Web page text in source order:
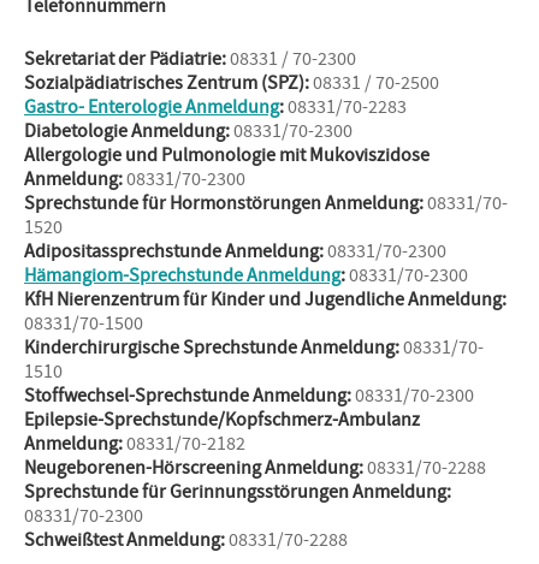
Telefonnummern
Sekretariat der Pädiatrie:08331 / 70-2300
Sozialpädiatrisches Zentrum (SPZ):08331 / 70-2500
Gastro- Enterologie Anmeldung:08331/70-2283
Diabetologie Anmeldung:08331/70-2300
Allergologie und Pulmonologie mit Mukoviszidose
Anmeldung:08331/70-2300
Sprechstunde für Hormonstörungen Anmeldung:08331/70-
1520
Adipositassprechstunde Anmeldung:08331/70-2300
Hämangiom-Sprechstunde Anmeldung:08331/70-2300
KfH Nierenzentrum für Kinder und Jugendliche Anmeldung:
08331/70-1500
Kinderchirurgische Sprechstunde Anmeldung:08331/70-
1510
Stoffwechsel-Sprechstunde Anmeldung:08331/70-2300
Epilepsie-Sprechstunde/Kopfschmerz-Ambulanz
Anmeldung:08331/70-2182
Neugeborenen-Hörscreening Anmeldung:08331/70-2288
Sprechstunde für Gerinnungsstörungen Anmeldung:
08331/70-2300
Schweißtest Anmeldung:08331/70-2288